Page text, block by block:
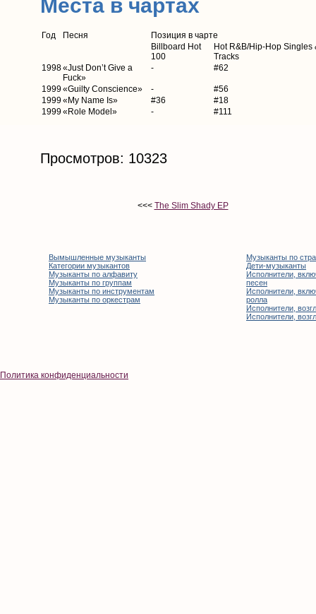
Места в чартах
Год Песня
Позиция в чарте
Billboard Hot
100
Hot R&B/Hip-Hop Singles
Tracks
1998«Just Don’t Give a
Fuck»
- #62
1999«Guilty Conscience» -
#56
1999«My Name Is» #36
#18
1999«Role Model» - #111
Просмотров: 10323
<<< The Slim Shady EP
Вымышленные музыканты
Категории музыкантов
Музыканты по алфавиту
Музыканты по группам
Музыканты по инструментам
Музыканты по оркестрам
Музыканты по
Дети-музыканты
Исполнители,
песен
Исполнители,
ролла
Исполнители,
Исполнители,
Политика конфиденциальности